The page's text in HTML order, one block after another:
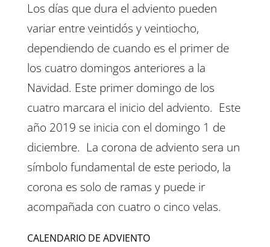
Los días que dura el adviento pueden
variar entre veintidós y veintiocho,
dependiendo de cuando es el primer de
los cuatro domingos anteriores a la
Navidad. Este primer domingo de los
cuatro marcara el inicio del adviento. Este
año 2019 se inicia con el domingo 1 de
diciembre. La corona de adviento sera un
símbolo fundamental de este periodo, la
corona es solo de ramas y puede ir
acompañada con cuatro o cinco velas.
CALENDARIO DE ADVIENTO